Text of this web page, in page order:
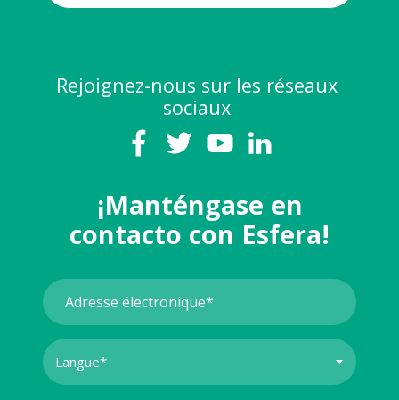
Rejoignez-nous sur les réseaux
sociaux
¡Manténgase en
contacto con Esfera!